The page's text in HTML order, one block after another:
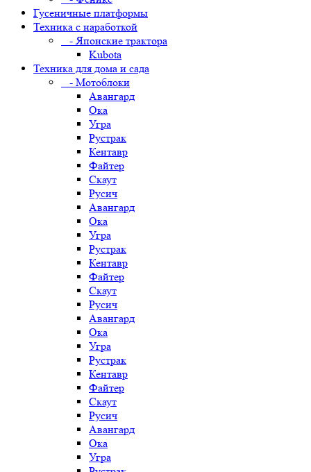
Гусеничные платформы
Техника с наработкой
- Японские трактора
Kubota
Техника для дома и сада
- Мотоблоки
Авангард
Ока
Угра
Рустрак
Кентавр
Файтер
Скаут
Русич
Авангард
Ока
Угра
Рустрак
Кентавр
Файтер
Скаут
Русич
Авангард
Ока
Угра
Рустрак
Кентавр
Файтер
Скаут
Русич
Авангард
Ока
Угра